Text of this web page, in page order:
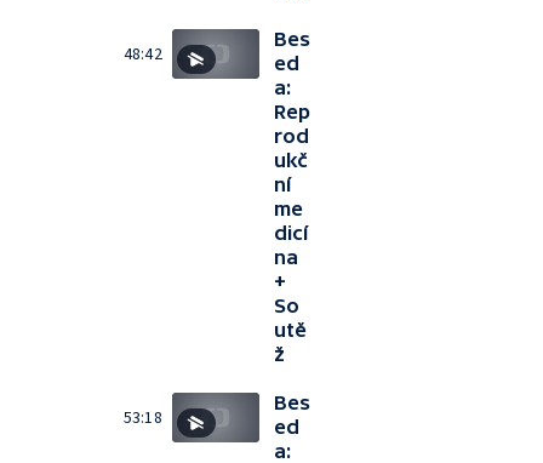
48:42
Bes
ed
a:
Rep
rod
ukč
ní
me
dicí
na
+
So
utě
ž
53:18
Bes
ed
a: